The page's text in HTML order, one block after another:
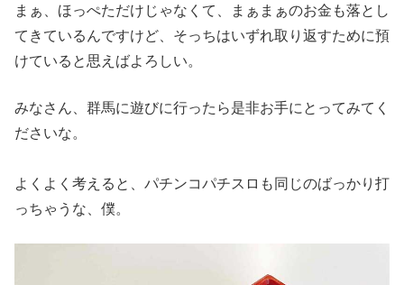
まぁ、ほっぺただけじ ゃなくて、まぁまぁのお金も落とし
てきているんですけど、そっちはいずれ取り返すために預
けていると思えばよろしい。
みなさん、 群馬に遊びに行ったら是非お手にとってみてく
ださいな。
よくよく考えると、パチンコパチスロも同じのばっかり打
っちゃう な、僕。